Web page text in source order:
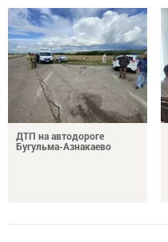
ДТП на автодороге
Бугульма-Азнакаево